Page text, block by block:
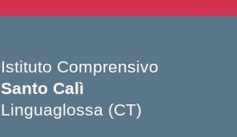
Istituto Comprensivo
Santo Calì
Linguaglossa (CT)